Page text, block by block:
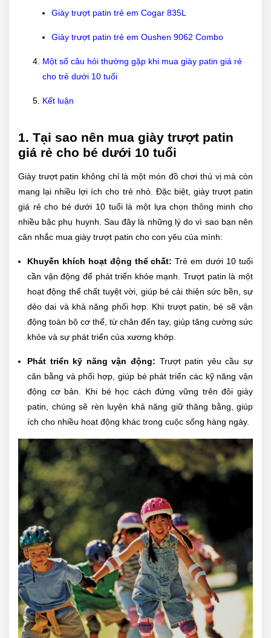
Giày trượt patin trẻ em Cogar 835L
Giày trượt patin trẻ em Oushen 9062 Combo
Một số câu hỏi thường gặp khi mua giày patin giá rẻ
cho trẻ dưới 10 tuổi
Kết luận
1. Tại sao nên mua giày trượt patin
giá rẻ cho bé dưới 10 tuổi
Giày trượt patin không chỉ là một món đồ chơi thú vị mà còn
mang lại nhiều lợi ích cho trẻ nhỏ. Đặc biệt, giày trượt patin
giá rẻ cho bé dưới 10 tuổi là một lựa chọn thông minh cho
nhiều bậc phụ huynh. Sau đây là những lý do vì sao bạn nên
cân nhắc mua giày trượt patin cho con yêu của mình:
Khuyến khích hoạt động thể chất:Trẻ em dưới 10 tuổi
cần vận động để phát triển khỏe mạnh. Trượt patin là một
hoạt động thể chất tuyệt vời, giúp bé cải thiện sức bền, sự
dẻo dai và khả năng phối hợp. Khi trượt patin, bé sẽ vận
động toàn bộ cơ thể, từ chân đến tay, giúp tăng cường sức
khỏe và sự phát triển của xương khớp.
Phát triển kỹ năng vận động: Trượt patin yêu cầu sự
cân bằng và phối hợp, giúp bé phát triển các kỹ năng vận
động cơ bản. Khi bé học cách đứng vững trên đôi giày
patin, chúng sẽ rèn luyện khả năng giữ thăng bằng, giúp
ích cho nhiều hoạt động khác trong cuộc sống hàng ngày.